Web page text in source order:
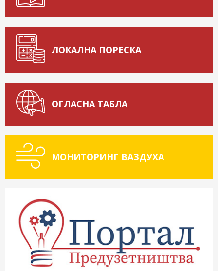
ЛОКАЛНА ПОРЕСКА
ОГЛАСНА ТАБЛА
МОНИТОРИНГ ВАЗДУХА